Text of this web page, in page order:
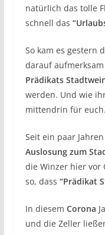
natürlich das tolle
schnell das
So kam es gestern
darauf
Prädikats
werden. Und wie
mittendrin für euch.
Seit ein paar
Auslosung zum
die Winzer hier vor
so, dass “Prädikat
In diesem Corona
und die Zeller